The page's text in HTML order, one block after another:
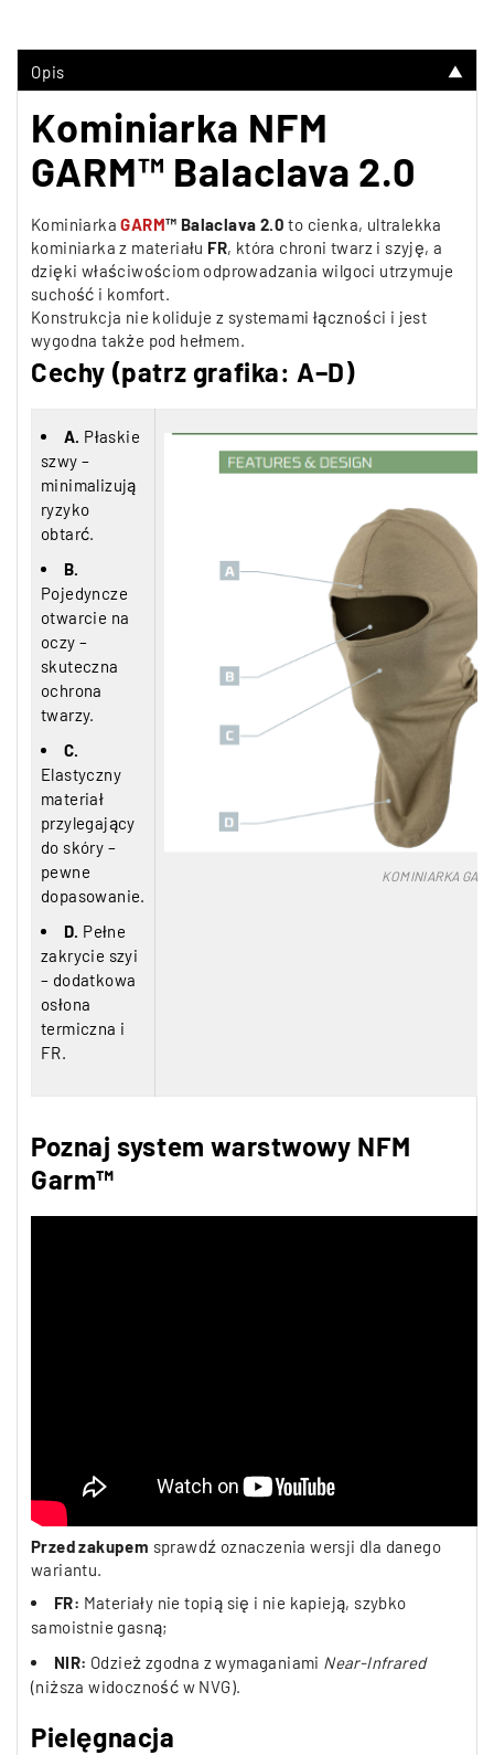
Opis ▼
Kominiarka NFM
GARM™ Balaclava 2.0
KominiarkaGARM™ Balaclava 2.0 to cienka, ultralekka
kominiarka z materiału FR, która chroni twarz i szyję, a
dzięki właściwościom odprowadzania wilgoci utrzymuje
suchość i komfort.
Konstrukcja nie koliduje z systemami łączności i jest
wygodna także pod hełmem.
Cechy (patrz grafika: A–D)
A. Płaskie
szwy –
minimalizują
ryzyko
obtarć.
B.
Pojedyncze
otwarcie na
oczy –
skuteczna
ochrona
twarzy.
C.
Elastyczny
materiał
przylegający
do skóry –
pewne
dopasowanie.
D. Pełne
zakrycie szyi
– dodatkowa
osłona
termiczna i
FR.
KOMINIARKA
Poznaj system warstwowy NFM
Garm™
Przed zakupem sprawdź oznaczenia wersji dla danego
wariantu.
FR: Materiały nie topią się i nie kapieją, szybko
samoistnie gasną;
NIR: Odzież zgodna z wymaganiami Near-Infrared
(niższa widoczność w NVG).
Pielęgnacja